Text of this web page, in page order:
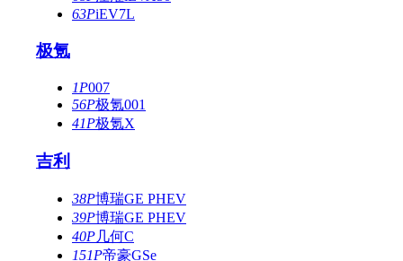
63PiEV7L
极氪
1P007
56P极氪001
41P极氪X
吉利
38P博瑞GE PHEV
39P博瑞GE PHEV
40P几何C
151P帝豪GSe